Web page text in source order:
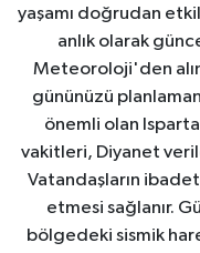
yaşamı doğrudan
anlık olarak
Meteoroloji'den
gününüzü
önemli olan
vakitleri, Diyanet
Vatandaşların
etmesi sağlanır.
bölgedeki sismik